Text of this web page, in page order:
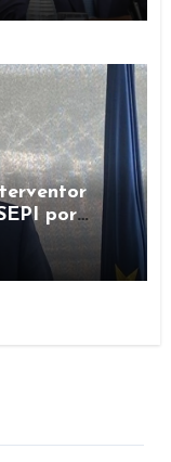
por
ayudas